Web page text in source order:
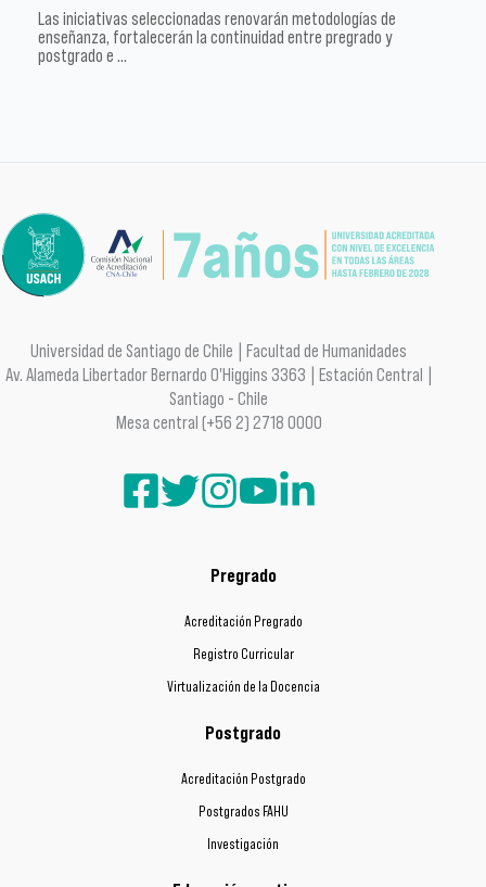
Las iniciativas seleccionadas renovarán metodologías de
enseñanza, fortalecerán la continuidad entre pregrado y
postgrado e …
Universidad de Santiago de Chile | Facultad de Humanidades
Av. Alameda Libertador Bernardo O'Higgins 3363 | Estación Central |
Santiago - Chile
Mesa central (+56 2) 2718 0000
Pregrado
Acreditación Pregrado
Registro Curricular
Virtualización de la Docencia
Postgrado
Acreditación Postgrado
Postgrados FAHU
Investigación